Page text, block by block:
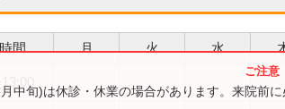
間 月 火 水
13:00
中旬)は休診・休業の場合があります。来院前